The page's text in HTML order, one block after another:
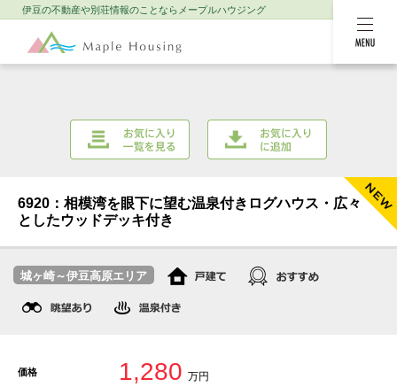
伊豆の不動産や別荘情報のことなら メープルハウジング
6920：相模湾を眼下に望む温泉付きログハウス・広々
としたウッドデッキ付き
城ヶ崎～伊豆高原エリア
価格 1,280 万円